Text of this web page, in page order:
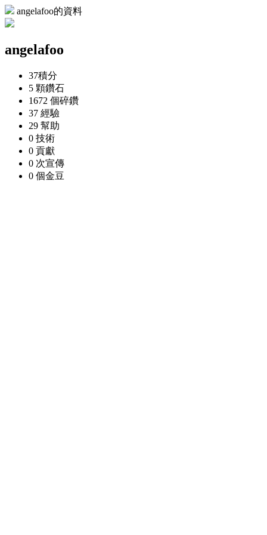
angelafoo的資料
angelafoo
37積分
5 顆鑽石
1672 個碎鑽
37 經驗
29 幫助
0 技術
0 貢獻
0 次宣傳
0 個金豆